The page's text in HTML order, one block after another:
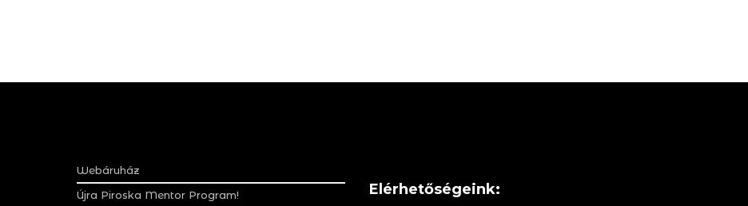
Webáruház
Újra Piroska Mentor Program!
Elérhetőségeink: